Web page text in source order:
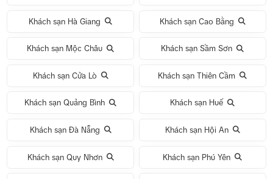
Khách sạn Hà Giang Khách sạn Cao Bằng
Khách sạn Mộc Châu Khách sạn Sầm Sơn
Khách sạn Cửa Lò Khách sạn Thiên Cầm
Khách sạn Quảng Bình Khách sạn Huế
Khách sạn Đà Nẵng Khách sạn Hội An
Khách sạn Quy Nhơn Khách sạn Phú Yên